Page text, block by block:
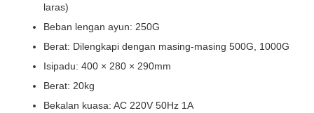
laras)
Beban lengan ayun: 250G
Berat: Dilengkapi dengan masing-masing 500G, 1000G
Isipadu: 400 × 280 × 290mm
Berat: 20kg
Bekalan kuasa: AC 220V 50Hz 1A